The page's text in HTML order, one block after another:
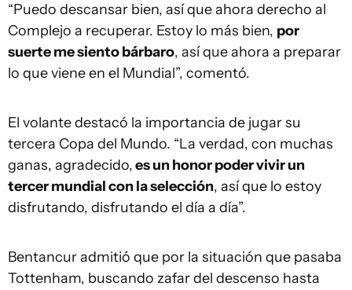
“Puedo descansar bien, así que ahora derecho al
Complejo a recuperar. Estoy lo más bien, por
suerte me siento bárbaro, así que ahora a preparar
lo que viene en el Mundial”, comentó.
El volante destacó la importancia de jugar su
tercera Copa del Mundo. “La verdad, con muchas
ganas, agradecido,es un honor poder vivir un
tercer mundial con la selección, así que lo estoy
disfrutando, disfrutando el día a día”.
Bentancur admitió que por la situación que pasaba
Tottenham, buscando zafar del descenso hasta